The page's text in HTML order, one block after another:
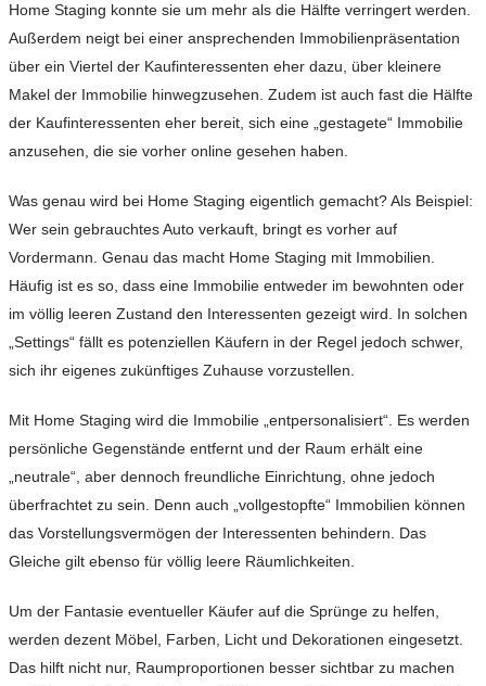
Home Staging konnte sie um mehr als die Hälfte verringert werden.
Außerdem neigt bei einer ansprechenden Immobilienpräsentation
über ein Viertel der Kaufinteressenten eher dazu, über kleinere
Makel der Immobilie hinwegzusehen. Zudem ist auch fast die Hälfte
der Kaufinteressenten eher bereit, sich eine „gestagete“ Immobilie
anzusehen, die sie vorher online gesehen haben.
Was genau wird bei Home Staging eigentlich gemacht? Als Beispiel:
Wer sein gebrauchtes Auto verkauft, bringt es vorher auf
Vordermann. Genau das macht Home Staging mit Immobilien.
Häufig ist es so, dass eine Immobilie entweder im bewohnten oder
im völlig leeren Zustand den Interessenten gezeigt wird. In solchen
„Settings“ fällt es potenziellen Käufern in der Regel jedoch schwer,
sich ihr eigenes zukünftiges Zuhause vorzustellen.
Mit Home Staging wird die Immobilie „entpersonalisiert“. Es werden
persönliche Gegenstände entfernt und der Raum erhält eine
„neutrale“, aber dennoch freundliche Einrichtung, ohne jedoch
überfrachtet zu sein. Denn auch „vollgestopfte“ Immobilien können
das Vorstellungsvermögen der Interessenten behindern. Das
Gleiche gilt ebenso für völlig leere Räumlichkeiten.
Um der Fantasie eventueller Käufer auf die Sprünge zu helfen,
werden dezent Möbel, Farben, Licht und Dekorationen eingesetzt.
Das hilft nicht nur, Raumproportionen besser sichtbar zu machen